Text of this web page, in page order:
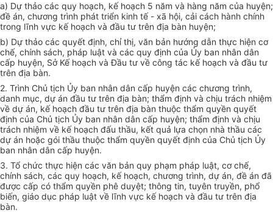
a) Dự thảo các quy hoạch, kế hoạch 5 năm và hàng năm của huyện;
đề án, chương trình phát triển kinh tế - xã hội, cải cách hành chính
trong lĩnh vực kế hoạch và đầu tư trên địa bàn huyện;
b) Dự thảo các quyết định, chỉ thị, văn bản hướng dẫn thực hiện cơ
chế, chính sách, pháp luật và các quy định của Ủy ban nhân dân
cấp huyện, Sở Kế hoạch và Đầu tư về công tác kế hoạch và đầu tư
trên địa bàn.
2. Trình Chủ tịch Ủy ban nhân dân cấp huyện các chương trình,
danh mục, dự án đầu tư trên địa bàn; thẩm định và chịu trách nhiệm
về dự án, kế hoạch đầu tư trên địa bàn thuộc thẩm quyền quyết
định của Chủ tịch Ủy ban nhân dân cấp huyện; thẩm định và chịu
trách nhiệm về kế hoạch đấu thầu, kết quả lựa chọn nhà thầu các
dự án hoặc gói thầu thuộc thẩm quyền quyết định của Chủ tịch Ủy
ban nhân dân cấp huyện.
3. Tổ chức thực hiện các văn bản quy phạm pháp luật, cơ chế,
chính sách, các quy hoạch, kế hoạch, chương trình, dự án, đề án đã
được cấp có thẩm quyền phê duyệt; thông tin, tuyên truyền, phổ
biến, giáo dục pháp luật về lĩnh vực kế hoạch và đầu tư trên địa
bàn.